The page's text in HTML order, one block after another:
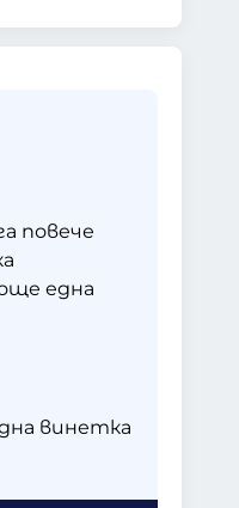
повече
една
винетка